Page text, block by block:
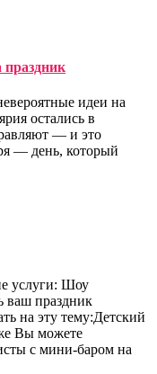
идеи на
остались в
— и это
— день, который
услуги: Шоу
ваш праздник
на эту тему:Детский
Вы можете
с мини-баром на